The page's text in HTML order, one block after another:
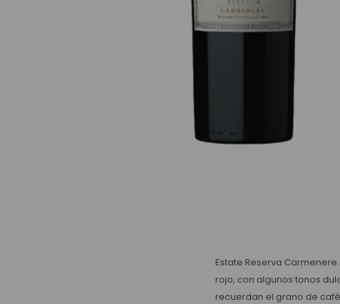
Estate Reserva
rojo, con algunos tonos
recuerdan el grano de